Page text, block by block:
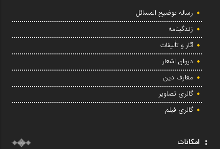
رساله توضیح المسائل
زندگینامه
آثار و تألیفات
دیوان اشعار
معارف دین
گالری تصاویر
گالری فیلم
امکانات